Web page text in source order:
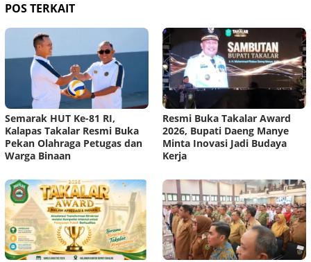
POS TERKAIT
Semarak HUT Ke-81 RI,
Kalapas Takalar Resmi Buka
Pekan Olahraga Petugas dan
Warga Binaan
Resmi Buka Takalar Award
2026, Bupati Daeng Manye
Minta Inovasi Jadi Budaya
Kerja